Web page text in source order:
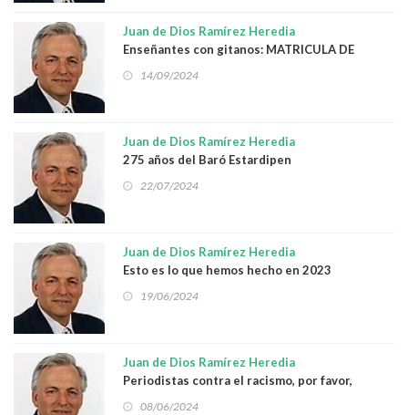
Juan de Dios Ramírez Heredia
Enseñantes con gitanos: MATRICULA DE
HONOR
14/09/2024
Juan de Dios Ramírez Heredia
275 años del Baró Estardipen
22/07/2024
Juan de Dios Ramírez Heredia
Esto es lo que hemos hecho en 2023
19/06/2024
Juan de Dios Ramírez Heredia
Periodistas contra el racismo, por favor,
ayudadnos
08/06/2024